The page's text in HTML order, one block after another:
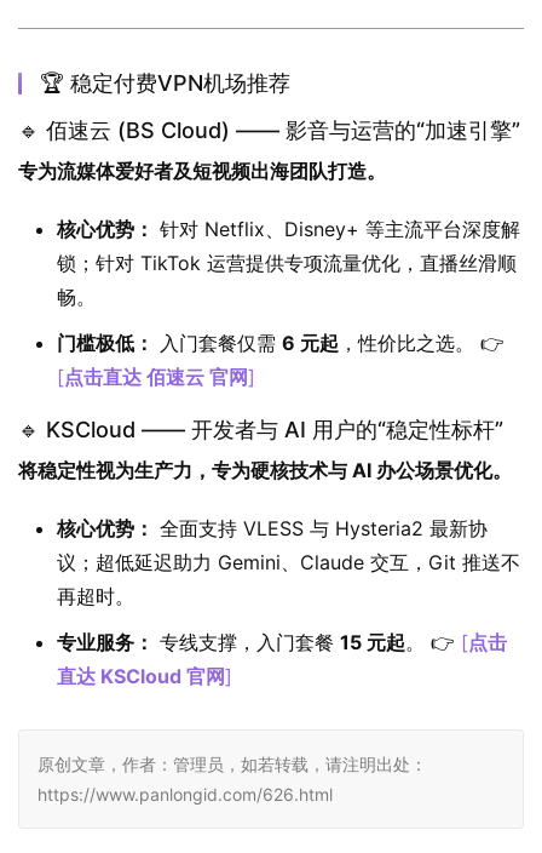
🏆 稳定付费VPN机场推荐
🔹 佰速云 (BS Cloud) —— 影音与运营的“加速引擎”
专为流媒体爱好者及短视频出海团队打造。
核心优势： 针对 Netflix、Disney+ 等主流平台深度解
锁；针对 TikTok 运营提供专项流量优化，直播丝滑顺
畅。
门槛极低：
入门套餐仅需 6 元起 ，性价比之选。 👉
[点击直达 佰速云 官网]
🔹 KSCloud —— 开发者与 AI 用户的“稳定性标杆”
将稳定性视为生产力，专为硬核技术与 AI 办公场景优化。
核心优势： 全面支持 VLESS 与 Hysteria2 最新协
议；超低延迟助力 Gemini、Claude 交互，Git 推送不
再超时。
专业服务： 专线支撑，入门套餐 15 元起。 👉 [点击
直达 KSCloud 官网]
原创文章，作者：管理员，如若转载，请注明出处：
https://www.panlongid.com/626.html